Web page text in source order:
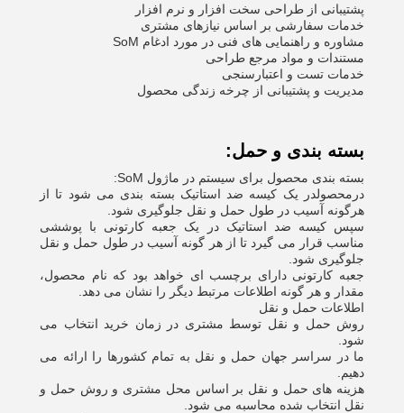
پشتیبانی از طراحی سخت افزار و نرم افزار
خدمات سفارشی بر اساس نیازهای مشتری
مشاوره و راهنمایی های فنی در مورد ادغام SoM
مستندات و مواد مرجع طراحی
خدمات تست و اعتبارسنجی
مدیریت و پشتیبانی از چرخه زندگی محصول
بسته بندی و حمل:
بسته بندی محصول برای سیستم در ماژول SoM:
در محصولدر یک کیسه ضد استاتیک بسته بندی می شود تا از
هرگونه آسیب در طول حمل و نقل جلوگیری شود.
سپس کیسه ضد استاتیک در یک جعبه کارتونی با پوششی
مناسب قرار می گیرد تا از هر گونه آسیب در طول حمل و نقل
جلوگیری شود.
جعبه کارتونی دارای برچسب ای خواهد بود که نام محصول،
مقدار و هر گونه اطلاعات مرتبط دیگر را نشان می دهد.
اطلاعات حمل و نقل
روش حمل و نقل توسط مشتری در زمان خرید انتخاب می
شود.
ما در سراسر جهان حمل و نقل به تمام کشورها را ارائه می
دهیم.
هزینه های حمل و نقل بر اساس محل مشتری و روش حمل و
نقل انتخاب شده محاسبه می شود.